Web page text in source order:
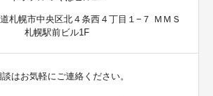
札幌市中央区北４条西４丁目１−７ ＭＭＳ
札幌駅前ビル1F
談はお気軽にご連絡ください。